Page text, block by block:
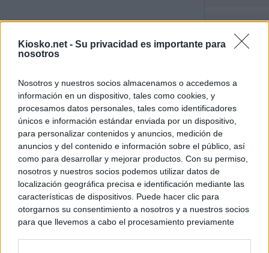
Kiosko.net - Su privacidad es importante para
nosotros
Nosotros y nuestros socios almacenamos o accedemos a
información en un dispositivo, tales como cookies, y
procesamos datos personales, tales como identificadores
únicos e información estándar enviada por un dispositivo,
para personalizar contenidos y anuncios, medición de
anuncios y del contenido e información sobre el público, así
como para desarrollar y mejorar productos. Con su permiso,
nosotros y nuestros socios podemos utilizar datos de
localización geográfica precisa e identificación mediante las
características de dispositivos. Puede hacer clic para
otorgarnos su consentimiento a nosotros y a nuestros socios
para que llevemos a cabo el procesamiento previamente
El juez propone
la filtración de
jefa" Ayuso
WhatsApp,
un nuevo cruce
15 de agosto
© Kiosko.net Aviso Legal Privacidad y Cookies